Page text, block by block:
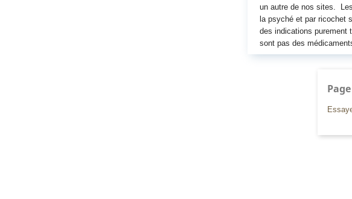
un autre de nos sites.
la psyché et par ricochet
des indications purement
sont pas des